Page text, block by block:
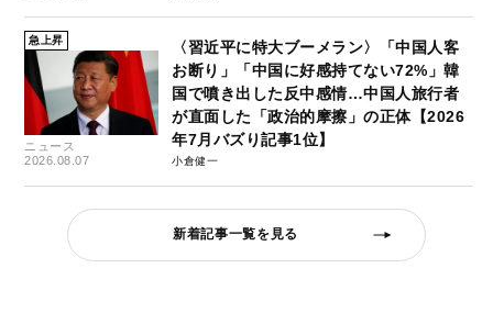
急上昇
ニュース
2026.08.07
〈習近平に特大ブーメラン〉「中国人客
お断り」「中国に好感持てない72%」韓
国で噴き出した反中感情…中国人旅行者
が直面した「政治的摩擦」の正体【2026
年7月バズり記事1位】
小倉健一
新着記事一覧を見る